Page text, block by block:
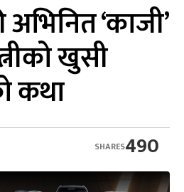
‘काजी’
खुसी
कथा
490
SHARES